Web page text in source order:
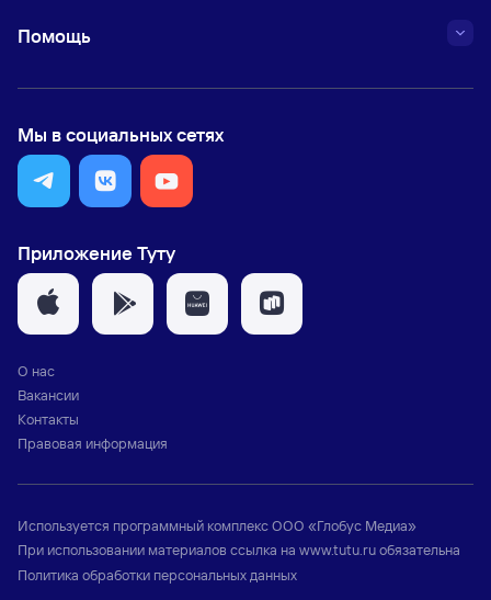
Помощь
Мы в социальных сетях
Приложение Туту
О нас
Вакансии
Контакты
Правовая информация
Используется программный комплексООО «Глобус Медиа»
При использовании материалов ссылка на www.tutu.ruобязательна
Политика обработки персональных данных